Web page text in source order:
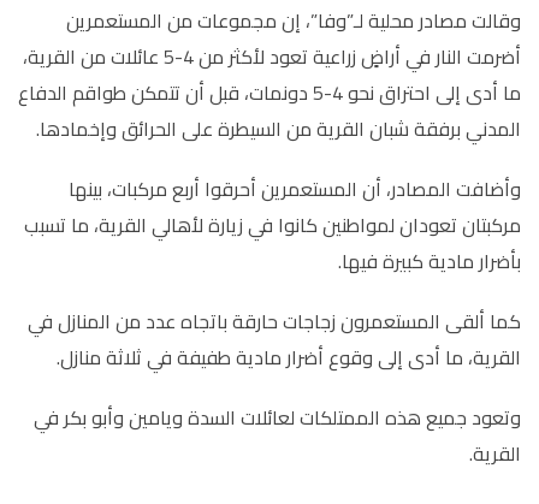
وقالت مصادر محلية لـ”وفا”، إن مجموعات من المستعمرين
أضرمت النار في أراضٍ زراعية تعود لأكثر من 4-5 عائلات من القرية،
ما أدى إلى احتراق نحو 4-5 دونمات، قبل أن تتمكن طواقم الدفاع
المدني برفقة شبان القرية من السيطرة على الحرائق وإخمادها.
وأضافت المصادر، أن المستعمرين أحرقوا أربع مركبات، بينها
مركبتان تعودان لمواطنين كانوا في زيارة لأهالي القرية، ما تسبب
بأضرار مادية كبيرة فيها.
كما ألقى المستعمرون زجاجات حارقة باتجاه عدد من المنازل في
القرية، ما أدى إلى وقوع أضرار مادية طفيفة في ثلاثة منازل.
وتعود جميع هذه الممتلكات لعائلات السدة ويامين وأبو بكر في
القرية.